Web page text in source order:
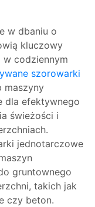
w dbaniu o
kluczowy
w codziennym
szorowarki
maszyny
dla efektywnego
świeżości i
jednotarczowe
gruntownego
takich jak
czy beton.